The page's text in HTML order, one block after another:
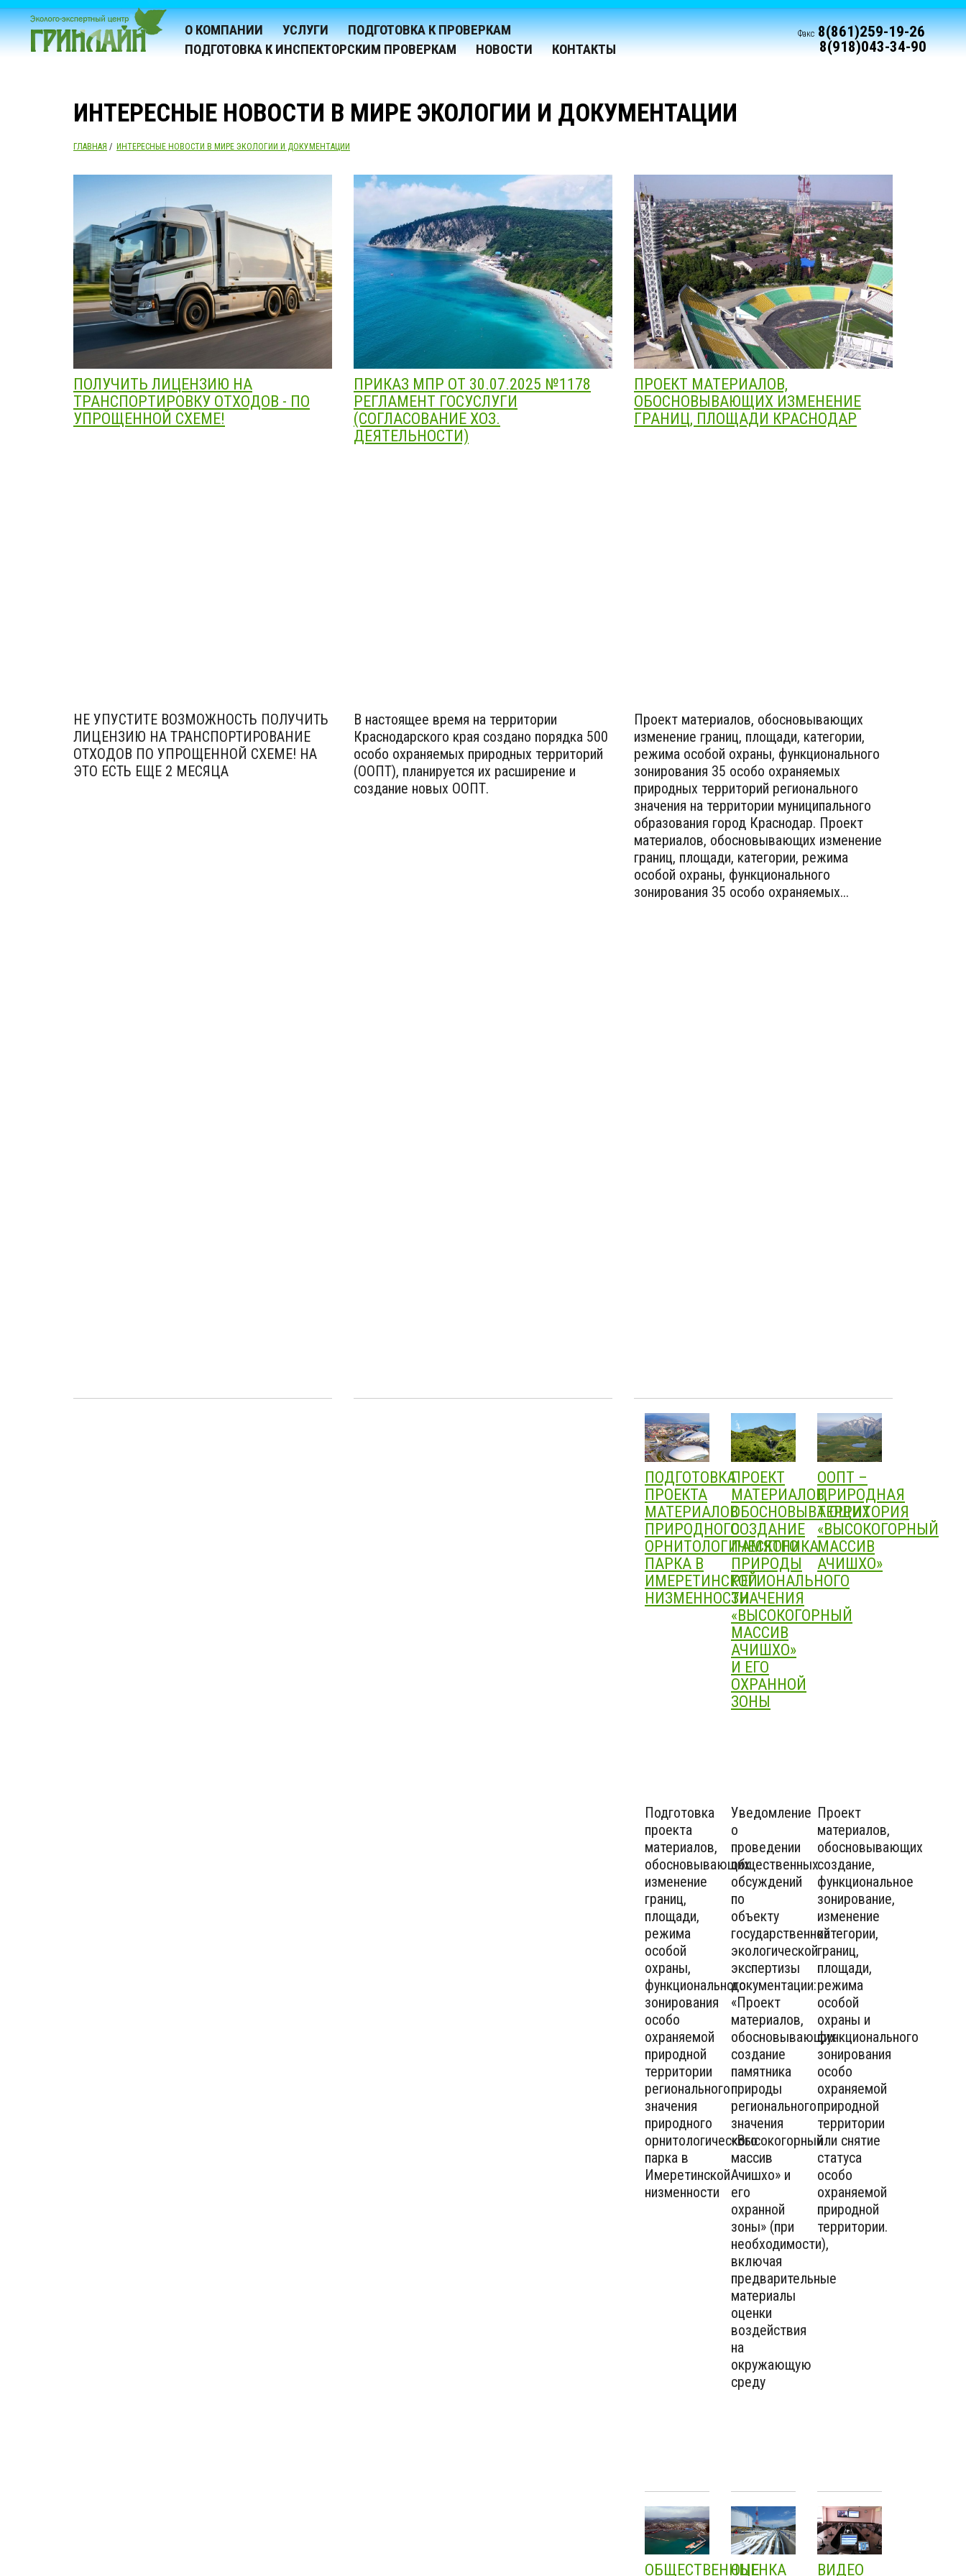
О КОМПАНИИ УСЛУГИ
ПОДГОТОВКА К ПРОВЕРКАМ
ПОДГОТОВКА К ИНСПЕКТОРСКИМ ПРОВЕРКАМ
НОВОСТИ КОНТАКТЫ
Факс 8(861)259-19-26
8(918)043-34-90
ИНТЕРЕСНЫЕ НОВОСТИ В МИРЕ ЭКОЛОГИИ И ДОКУМЕНТАЦИИ
ГЛАВНАЯ / ИНТЕРЕСНЫЕ НОВОСТИ В МИРЕ ЭКОЛОГИИ И ДОКУМЕНТАЦИИ
ПОЛУЧИТЬ ЛИЦЕНЗИЮ НА
ТРАНСПОРТИРОВКУ ОТХОДОВ - ПО
УПРОЩЕННОЙ СХЕМЕ!
НЕ УПУСТИТЕ ВОЗМОЖНОСТЬ ПОЛУЧИТЬ
ЛИЦЕНЗИЮ НА ТРАНСПОРТИРОВАНИЕ
ОТХОДОВ ПО УПРОЩЕННОЙ СХЕМЕ! НА
ЭТО ЕСТЬ ЕЩЕ 2 МЕСЯЦА
ПРИКАЗ МПР ОТ 30.07.2025 №1178
РЕГЛАМЕНТ ГОСУСЛУГИ
(СОГЛАСОВАНИЕ ХОЗ.
ДЕЯТЕЛЬНОСТИ)
В настоящее время на территории
Краснодарского края создано порядка 500
особо охраняемых природных территорий
(ООПТ), планируется их расширение и
создание новых ООПТ.
ПРОЕКТ МАТЕРИАЛОВ,
ОБОСНОВЫВАЮЩИХ ИЗМЕНЕНИЕ
ГРАНИЦ, ПЛОЩАДИ КРАСНОДАР
Проект материалов, обосновывающих
изменение границ, площади, категории,
режима особой охраны, функционального
зонирования 35 особо охраняемых
природных территорий регионального
значения на территории муниципального
образования город Краснодар. Проект
материалов, обосновывающих изменение
границ, площади, категории, режима
особой охраны, функционального
зонирования 35 особо охраняемых...
ПОДГОТОВКА
ПРОЕКТА
МАТЕРИАЛОВ
ПРИРОДНОГО
ОРНИТОЛОГИЧЕСКОГО
ПАРКА В
ИМЕРЕТИНСКОЙ
НИЗМЕННОСТИ
Подготовка
проекта
материалов,
обосновывающих
изменение
границ,
площади,
режима
особой
охраны,
функционального
зонирования
особо
охраняемой
природной
территории
регионального
значения
природного
орнитологического
парка в
Имеретинской
низменности
ПРОЕКТ
МАТЕРИАЛОВ,
ОБОСНОВЫВАЮЩИХ
СОЗДАНИЕ
ПАМЯТНИКА
ПРИРОДЫ
РЕГИОНАЛЬНОГО
ЗНАЧЕНИЯ
«ВЫСОКОГОРНЫЙ
МАССИВ
АЧИШХО»
И ЕГО
ОХРАННОЙ
ЗОНЫ
Уведомление
о
проведении
общественных
обсуждений
по
объекту
государственной
экологической
экспертизы
документации:
«Проект
материалов,
обосновывающих
создание
памятника
природы
регионального
значения
«Высокогорный
массив
Ачишхо» и
его
охранной
зоны» (при
необходимости),
включая
предварительные
материалы
оценки
воздействия
на
окружающую
среду
ООПТ –
ПРИРОДНАЯ
ТЕРРИТОРИЯ
«ВЫСОКОГОРНЫЙ
МАССИВ
АЧИШХО»
Проект
материалов,
обосновывающих
создание,
функциональное
зонирование,
изменение
категории,
границ,
площади,
режима
особой
охраны и
функционального
зонирования
особо
охраняемой
природной
территории
или снятие
статуса
особо
охраняемой
природной
территории.
ОБЩЕСТВЕННЫЕОЦЕНКА ВИДЕО